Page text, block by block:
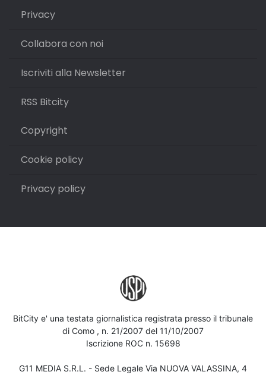
Privacy
Collabora con noi
Iscriviti alla Newsletter
RSS Bitcity
Copyright
Cookie policy
Privacy policy
BitCity e' una testata giornalistica registrata presso il tribunale
di Como , n. 21/2007 del 11/10/2007
Iscrizione ROC n. 15698
G11 MEDIA S.R.L. - Sede Legale Via NUOVA VALASSINA, 4